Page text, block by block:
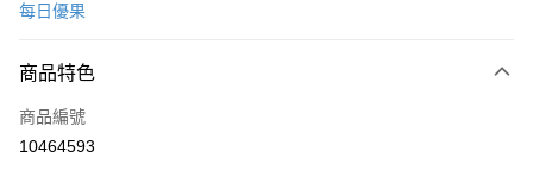
Apple Pay
街口支付
每日優果
商品特色
商品編號
10464593